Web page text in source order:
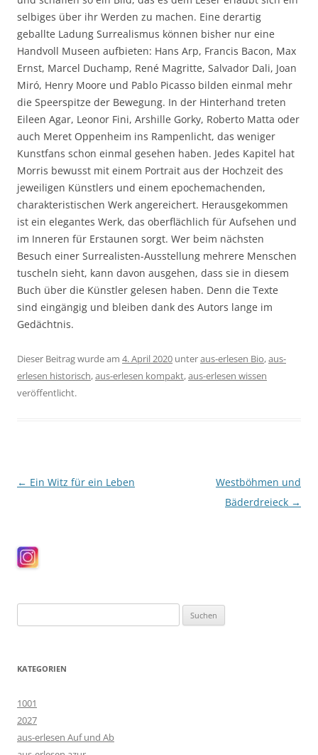
selbiges über ihr Werden zu machen. Eine derartig
geballte Ladung Surrealismus können bisher nur eine
Handvoll Museen aufbieten: Hans Arp, Francis Bacon, Max
Ernst, Marcel Duchamp, René Magritte, Salvador Dali, Joan
Miró, Henry Moore und Pablo Picasso bilden einmal mehr
die Speerspitze der Bewegung. In der Hinterhand treten
Eileen Agar, Leonor Fini, Arshille Gorky, Roberto Matta oder
auch Meret Oppenheim ins Rampenlicht, das weniger
Kunstfans schon einmal gesehen haben. Jedes Kapitel hat
Morris bewusst mit einem Portrait aus der Hochzeit des
jeweiligen Künstlers und einem epochemachenden,
charakteristischen Werk angereichert. Herausgekommen
ist ein elegantes Werk, das oberflächlich für Aufsehen und
im Inneren für Erstaunen sorgt. Wer beim nächsten
Besuch einer Surrealisten-Ausstellung mehrere Menschen
tuscheln sieht, kann davon ausgehen, dass sie in diesem
Buch über die Künstler gelesen haben. Denn die Texte
sind eingängig und bleiben dank des Autors lange im
Gedächtnis.
Dieser Beitrag wurde am 4. April 2020 unteraus-erlesen Bio,aus-
erlesen historisch,aus-erlesen kompakt,aus-erlesen wissen
veröffentlicht.
Beitragsnavigation
← Ein Witz für ein Leben
Westböhmen und
Bäderdreieck →
nach:
KATEGORIEN
1001
2027
aus-erlesen Auf und Ab